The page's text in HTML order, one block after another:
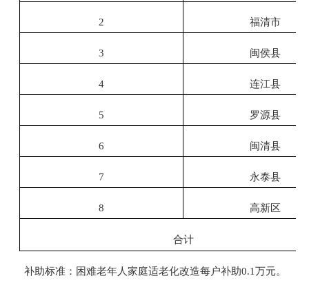
2 福清市
3 闽侯县
4 连江县
5 罗源县
6 闽清县
7 永泰县
8 高新区
合计
补助标准：困难老年人家庭适老化改造每户补助0.1万元。